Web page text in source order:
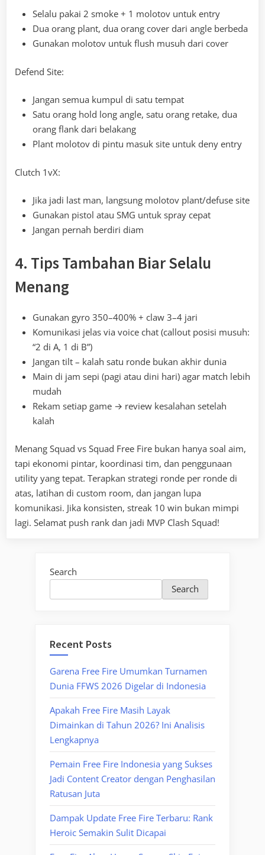
Selalu pakai 2 smoke + 1 molotov untuk entry
Dua orang plant, dua orang cover dari angle berbeda
Gunakan molotov untuk flush musuh dari cover
Defend Site:
Jangan semua kumpul di satu tempat
Satu orang hold long angle, satu orang retake, dua
orang flank dari belakang
Plant molotov di pintu masuk site untuk deny entry
Clutch 1vX:
Jika jadi last man, langsung molotov plant/defuse site
Gunakan pistol atau SMG untuk spray cepat
Jangan pernah berdiri diam
4. Tips Tambahan Biar Selalu
Menang
Gunakan gyro 350–400% + claw 3–4 jari
Komunikasi jelas via voice chat (callout posisi musuh:
“2 di A, 1 di B”)
Jangan tilt – kalah satu ronde bukan akhir dunia
Main di jam sepi (pagi atau dini hari) agar match lebih
mudah
Rekam setiap game → review kesalahan setelah
kalah
Menang Squad vs Squad Free Fire bukan hanya soal aim,
tapi ekonomi pintar, koordinasi tim, dan penggunaan
utility yang tepat. Terapkan strategi ronde per ronde di
atas, latihan di custom room, dan jangan lupa
komunikasi. Jika konsisten, streak 10 win bukan mimpi
lagi. Selamat push rank dan jadi MVP Clash Squad!
Search
Search
Recent Posts
Garena Free Fire Umumkan Turnamen
Dunia FFWS 2026 Digelar di Indonesia
Apakah Free Fire Masih Layak
Dimainkan di Tahun 2026? Ini Analisis
Lengkapnya
Pemain Free Fire Indonesia yang Sukses
Jadi Content Creator dengan Penghasilan
Ratusan Juta
Dampak Update Free Fire Terbaru: Rank
Heroic Semakin Sulit Dicapai